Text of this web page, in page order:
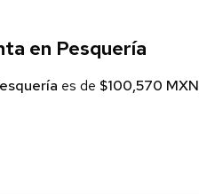
en Pesquería
es de $100,570 MXN